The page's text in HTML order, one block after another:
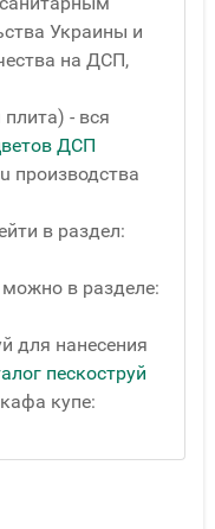
Украины и
на ДСП,
- вся
ДСП
производства
в раздел:
в разделе:
для нанесения
пескоструй
купе: